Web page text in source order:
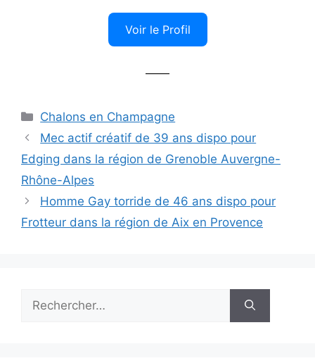
Voir le Profil
——
Catégories
Chalons en Champagne
Mec actif créatif de 39 ans dispo pour
Edging dans la région de Grenoble Auvergne-
Rhône-Alpes
Homme Gay torride de 46 ans dispo pour
Frotteur dans la région de Aix en Provence